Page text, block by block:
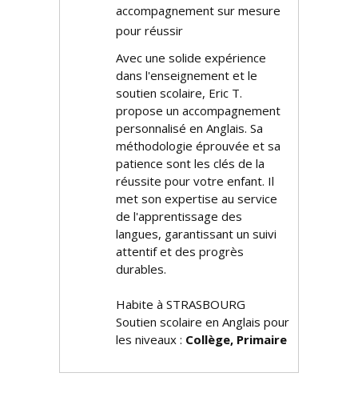
accompagnement sur mesure
pour réussir
Avec une solide expérience
dans l'enseignement et le
soutien scolaire, Eric T.
propose un accompagnement
personnalisé en Anglais. Sa
méthodologie éprouvée et sa
patience sont les clés de la
réussite pour votre enfant. Il
met son expertise au service
de l'apprentissage des
langues, garantissant un suivi
attentif et des progrès
durables.
Habite à STRASBOURG
Soutien scolaire en Anglais pour
les niveaux : Collège, Primaire